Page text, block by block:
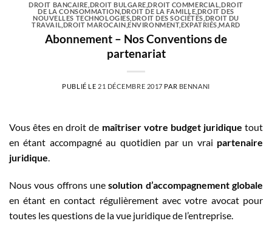
DROIT BANCAIRE DROIT BULGARE ,DROIT COMMERCIAL DROIT
DE LA CONSOMMATION DROIT DE LA FAMILLE DROIT DES
NOUVELLES TECHNOLOGIES DROIT DES SOCIÉTÉS DROIT DU
TRAVAIL DROIT MAROCAIN ,ENVIRONMENT,EXPATRIÉS ,MARD
Abonnement – Nos Conventions de
partenariat
PUBLIÉ LE 21 DÉCEMBRE 2017 PAR BENNANI
Vous êtes en droit de maîtriser votre budget juridique tout
en étant accompagné au quotidien par un vrai partenaire
juridique
Nous vous offrons unesolution d’accompagnement globale
en étant en contact régulièrement avec votre avocat pour
toutes les questions de la vue juridique de l’entreprise.